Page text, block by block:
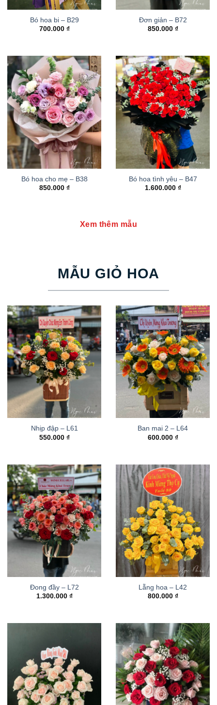
Bó hoa bi – B29
700.000 ₫
Đơn giản – B72
850.000 ₫
Bó hoa cho mẹ – B38
850.000 ₫
Bó hoa tình yêu – B47
1.600.000 ₫
Xem thêm mẫu
MẪU GIỎ HOA
Nhịp đập – L61
550.000 ₫
Ban mai 2 – L64
600.000 ₫
Đong đầy – L72
1.300.000 ₫
Lẵng hoa – L42
800.000 ₫